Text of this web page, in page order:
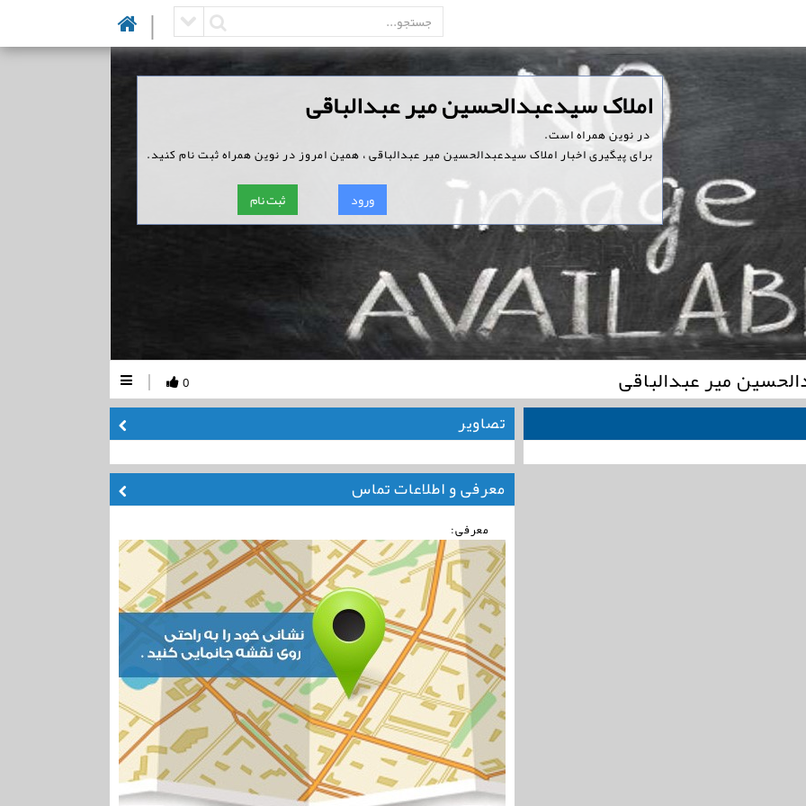
|
‏املاک سیدعبدالحسین میر عبدالباقی
‏ در نوین همراه است.
برای پیگیری اخبار املاک سیدعبدالحسین میر عبدالباقی ، همین امروز در نوین همراه ثبت نام کنید.
ورود ثبت نام
میر عبدالباقی 0
|
تصاویر
معرفی و اطلاعات تماس
معرفی: